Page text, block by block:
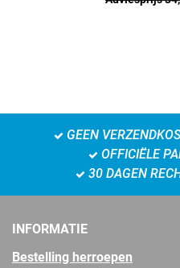
GEEN
OFFICIËLE
30 DAGEN
INFORMATIE
Bestelling herroepen